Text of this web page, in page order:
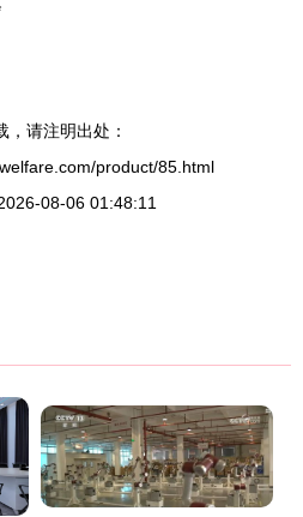
，请注明出处：
product/85.html
08-06 01:48:11